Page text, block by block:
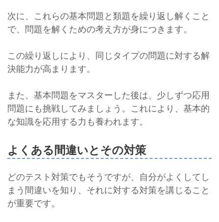
次に、これらの基本問題と類題を繰り返し解くこと
で、問題を解くための考え方が身につきます。
この繰り返しにより、同じタイプの問題に対する解
決能力が高まります。
また、基本問題をマスターした後は、少しずつ応用
問題にも挑戦してみましょう。これにより、基本的
な知識を応用する力も養われます。
よくある間違いとその対策
どのテスト対策でもそうですが、自分がよくしてし
まう間違いを知り、それに対する対策を講じること
が重要です。